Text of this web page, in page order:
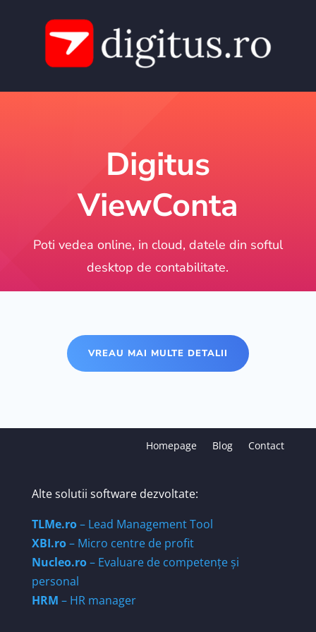
Digitus
ViewConta
Poti vedea online, in cloud, datele din softul
desktop de contabilitate.
VREAU MAI MULTE DETALII
Homepage Blog Contact
Alte solutii software dezvoltate:
TLMe.ro– Lead Management Tool
XBI.ro– Micro centre de profit
Nucleo.ro– Evaluare de competențe și
personal
HRM – HR manager